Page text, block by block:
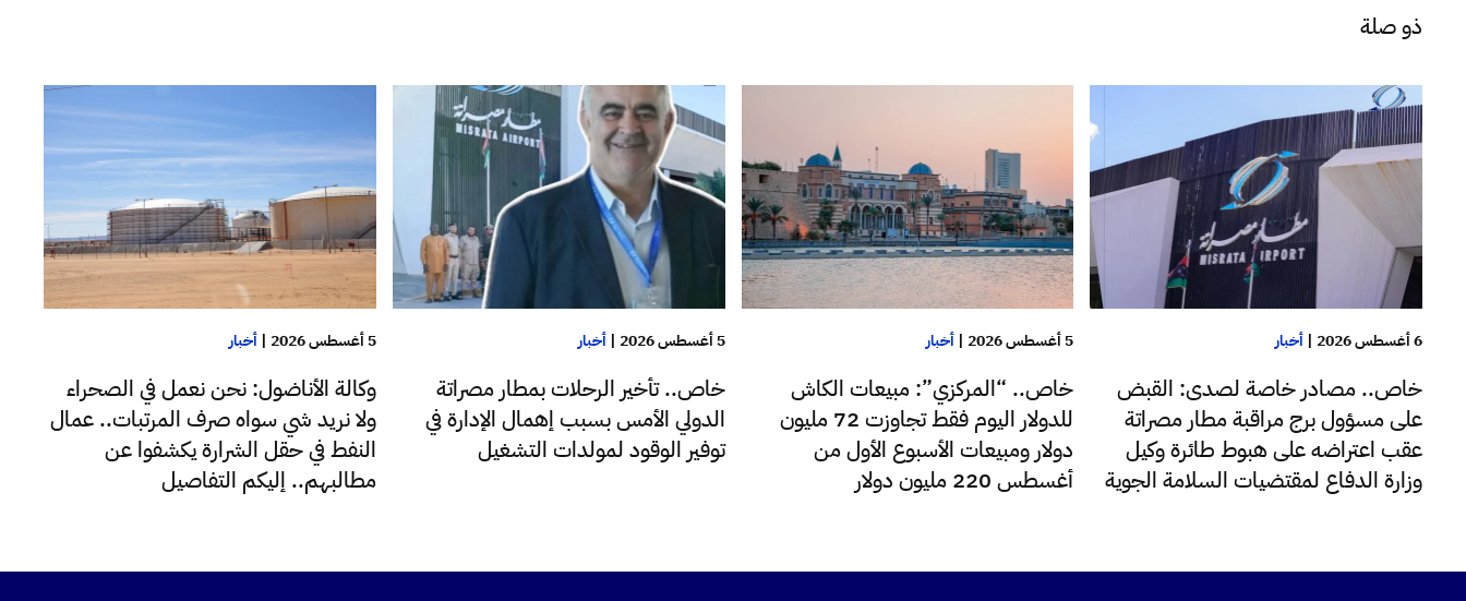
ذو صلة
6 أغسطس 2026 | أخبار
خاص.. مصادر خاصة لصدى: القبض
على مسؤول برج مراقبة مطار مصراتة
عقب اعتراضه على هبوط طائرة وكيل
وزارة الدفاع لمقتضيات السلامة الجوية
5 أغسطس 2026 | أخبار
خاص.. “المركزي”: مبيعات الكاش
للدولار اليوم فقط تجاوزت 72 مليون
دولار ومبيعات الأسبوع الأول من
أغسطس 220 مليون دولار
5 أغسطس 2026 |أخبار
خاص.. تأخير الرحلات بمطار مصراتة
الدولي الأمس بسبب إهمال الإدارة في
توفير الوقود لمولدات التشغيل
5 أغسطس 2026 |أخبار
وكالة الأناضول: نحن نعمل في الصحراء
ولا نريد شي سواه صرف المرتبات.. عمال
النفط في حقل الشرارة يكشفوا عن
مطالبهم.. إليكم التفاصيل